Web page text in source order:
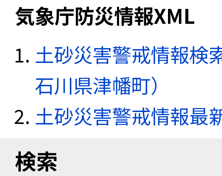
気象庁防災情報XML
土砂災害警戒情報検
石川県津幡町）
土砂災害警戒情報最
検索